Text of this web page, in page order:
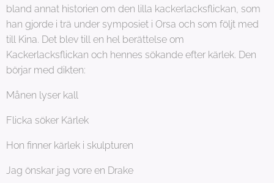
bland annat historien om den lilla kackerlacksflickan, som
han gjorde i trä under symposiet i Orsa och som följt med
till Kina. Det blev till en hel berättelse om
Kackerlacksflickan och hennes sökande efter kärlek. Den
börjar med dikten:
Månen lyser kall
Flicka söker Kärlek
Hon finner kärlek i skulpturen
Jag önskar jag vore en Drake